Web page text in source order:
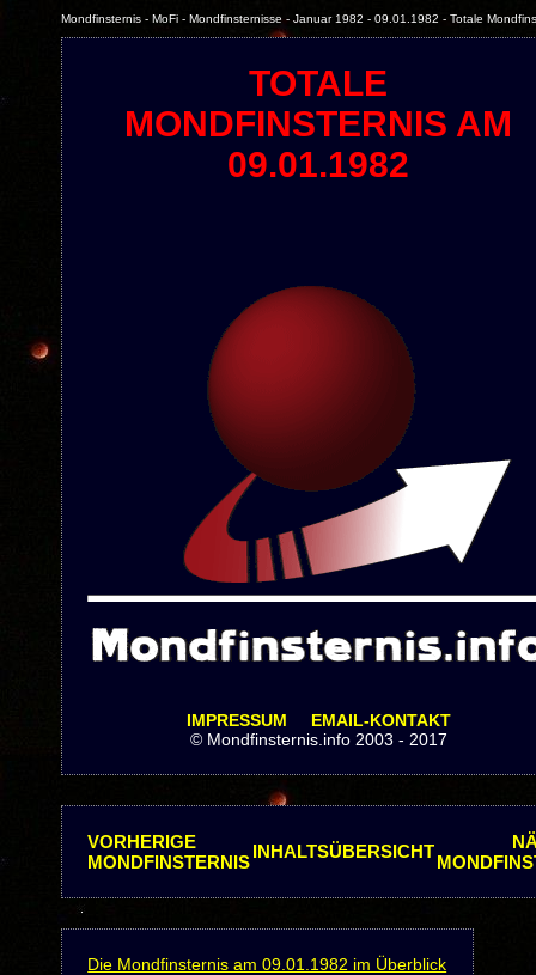
Mondfinsternis - MoFi - Mondfinsternisse - Januar 1982 - 09.01.1982 - Totale
TOTALE
MONDFINSTERNIS AM
09.01.1982
IMPRESSUM
EMAIL-KONTAKT
© Mondfinsternis.info 2003 - 2017
VORHERIGE
MONDFINSTERNIS
INHALTSÜBERSICHT
Die Mondfinsternis am 09.01.1982 im Überblick